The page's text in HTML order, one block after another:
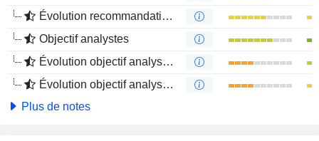
Évolution recommandations analystes 4 mois
Objectif analystes
Évolution objectif analystes 1 an
Évolution objectif analystes 4 mois
Plus de notes